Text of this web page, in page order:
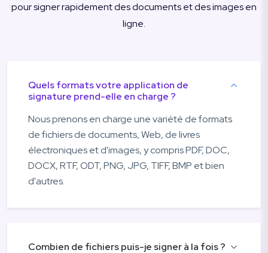
pour signer rapidement des documents et des images en
ligne.
Quels formats votre application de
signature prend-elle en charge ?
Nous prenons en charge une variété de formats
de fichiers de documents, Web, de livres
électroniques et d'images, y compris PDF, DOC,
DOCX, RTF, ODT, PNG, JPG, TIFF, BMP et bien
d'autres.
Combien de fichiers puis-je signer à la fois ?